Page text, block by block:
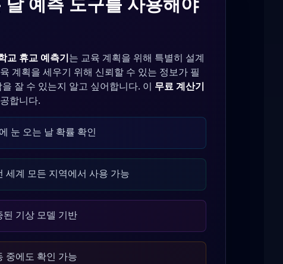
교 휴교 예측기는 교육 계획을 위해 특별히 설계
계획을 세우기 위해 신뢰할 수 있는 정보가 필
잘 수 있는지 알고 싶어합니다. 이 무료 계산기
합니다.
눈 오는 날 확률 확인
세계 모든 지역에서 사용 가능
된 기상 모델 기반
중에도 확인 가능